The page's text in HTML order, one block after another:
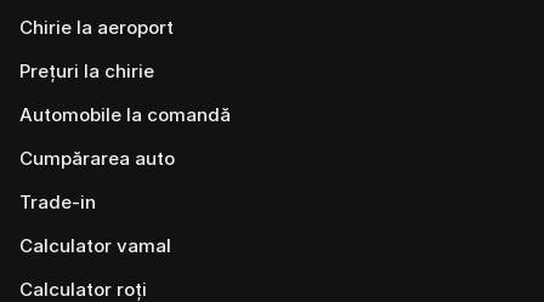
Chirie la aeroport
Prețuri la chirie
Automobile la comandă
Cumpărarea auto
Trade-in
Calculator vamal
Calculator roți